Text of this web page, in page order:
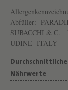
Abfüller:
SUBACCHI & C.
UDINE -ITALY
Durchschnittliche
Nährwerte